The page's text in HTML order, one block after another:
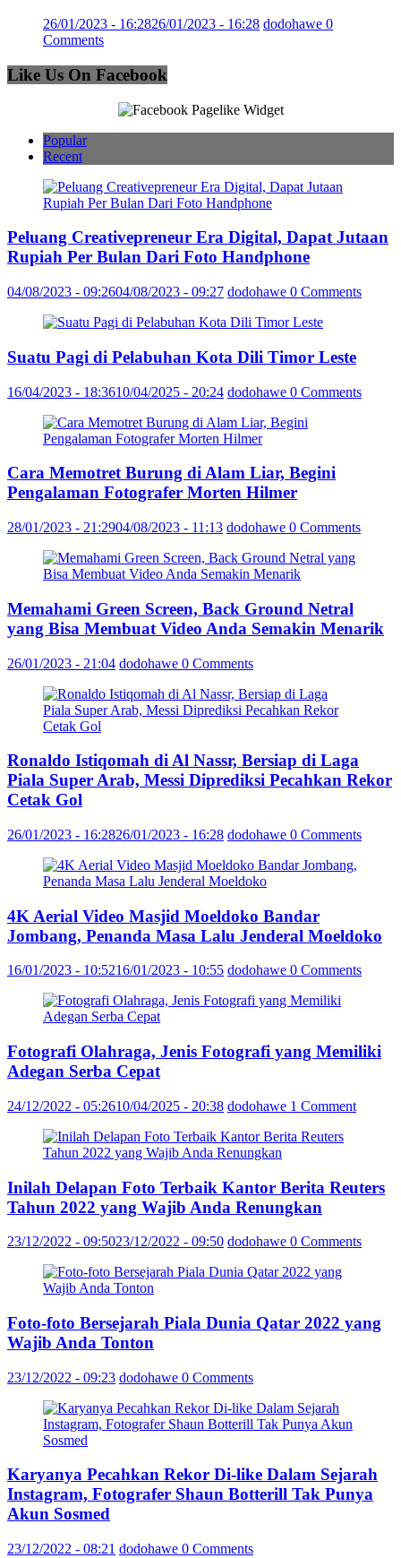
26/01/2023 - 16:2826/01/2023 - 16:28 dodohawe 0
Comments
Like Us On Facebook
Popular
Recent
Peluang Creativepreneur Era Digital, Dapat Jutaan
Rupiah Per Bulan Dari Foto Handphone
04/08/2023 - 09:2604/08/2023 - 09:27 dodohawe 0 Comments
Suatu Pagi di Pelabuhan Kota Dili Timor Leste
16/04/2023 - 18:3610/04/2025 - 20:24 dodohawe 0 Comments
Cara Memotret Burung di Alam Liar, Begini
Pengalaman Fotografer Morten Hilmer
28/01/2023 - 21:2904/08/2023 - 11:13 dodohawe 0 Comments
Memahami Green Screen, Back Ground Netral
yang Bisa Membuat Video Anda Semakin Menarik
26/01/2023 - 21:04 dodohawe 0 Comments
Ronaldo Istiqomah di Al Nassr, Bersiap di Laga
Piala Super Arab, Messi Diprediksi Pecahkan Rekor
Cetak Gol
26/01/2023 - 16:2826/01/2023 - 16:28 dodohawe 0 Comments
4K Aerial Video Masjid Moeldoko Bandar
Jombang, Penanda Masa Lalu Jenderal Moeldoko
16/01/2023 - 10:5216/01/2023 - 10:55 dodohawe 0 Comments
Fotografi Olahraga, Jenis Fotografi yang Memiliki
Adegan Serba Cepat
24/12/2022 - 05:2610/04/2025 - 20:38 dodohawe 1 Comment
Inilah Delapan Foto Terbaik Kantor Berita Reuters
Tahun 2022 yang Wajib Anda Renungkan
23/12/2022 - 09:5023/12/2022 - 09:50 dodohawe 0 Comments
Foto-foto Bersejarah Piala Dunia Qatar 2022 yang
Wajib Anda Tonton
23/12/2022 - 09:23 dodohawe 0 Comments
Karyanya Pecahkan Rekor Di-like Dalam Sejarah
Instagram, Fotografer Shaun Botterill Tak Punya
Akun Sosmed
23/12/2022 - 08:21 dodohawe 0 Comments